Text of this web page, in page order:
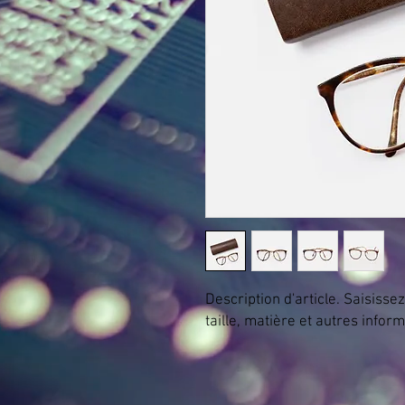
Description d'article.
taille, matière et autres